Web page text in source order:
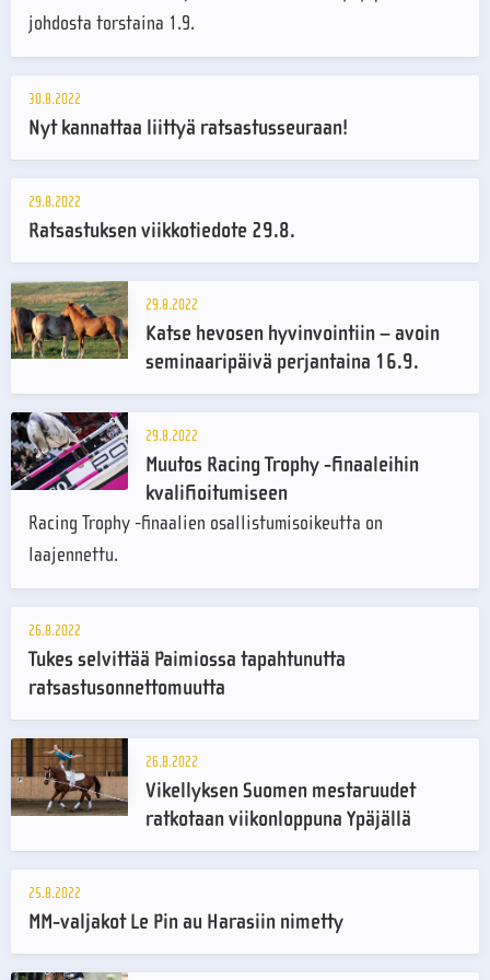
johdosta torstaina 1.9.
30.8.2022
Nyt kannattaa liittyä ratsastusseuraan!
29.8.2022
Ratsastuksen viikkotiedote 29.8.
29.8.2022
Katse hevosen hyvinvointiin – avoin
seminaaripäivä perjantaina 16.9.
29.8.2022
Muutos Racing Trophy -finaaleihin
kvalifioitumiseen
Racing Trophy -finaalien osallistumisoikeutta on
laajennettu.
26.8.2022
Tukes selvittää Paimiossa tapahtunutta
ratsastusonnettomuutta
26.8.2022
Vikellyksen Suomen mestaruudet
ratkotaan viikonloppuna Ypäjällä
25.8.2022
MM-valjakot Le Pin au Harasiin nimetty